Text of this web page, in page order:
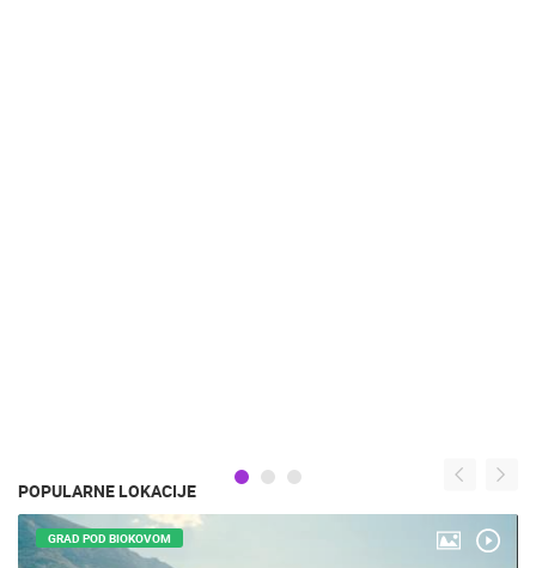
POPULARNE LOKACIJE
GRAD POD BIOKOVOM